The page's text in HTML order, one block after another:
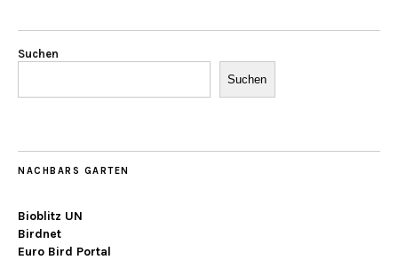
Suchen
Suchen
NACHBARS GARTEN
Bioblitz UN
Birdnet
Euro Bird Portal